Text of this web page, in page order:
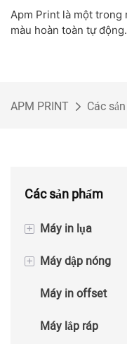
Apm Print là một trong
màu hoàn toàn tự động.
APM PRINT Các
Các sản phẩm
+ Máy in lụa
Máy in lụa bán tự
Máy in lụa tự động
+ Máy dập nóng
Máy dập lá nóng
Máy dập nóng tự
Máy in offset
Máy lắp ráp